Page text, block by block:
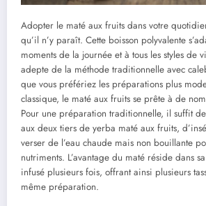
Adopter le maté aux fruits dans votre
qu’il n’y paraît. Cette boisson polyvalente
moments de la journée et à tous les styles de
adepte de la méthode traditionnelle avec
que vous préfériez les préparations plus
classique, le maté aux fruits se prête à de
Pour une préparation traditionnelle, il suffit
aux deux tiers de yerba maté aux fruits,
verser de l’eau chaude mais non bouillante
nutriments. L’avantage du maté réside dans
infusé plusieurs fois, offrant ainsi plusieurs
même préparation.